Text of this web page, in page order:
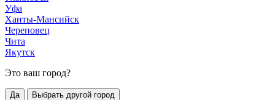
Уфа
Ханты-Мансийск
Череповец
Чита
Якутск
Это ваш город?
Да Выбрать другой город